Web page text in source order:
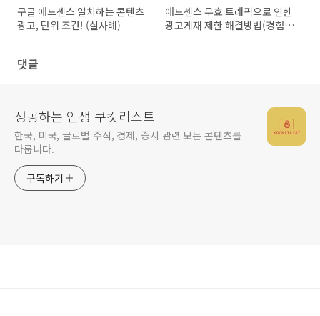
구글 애드센스 일치하는 콘텐츠
광고, 단위 조건! (실사례)
애드센스 무효 트래픽으로 인한
광고게재 제한 해결방법(경험
댓글
성공하는 인생 쿠킷리스트
한국, 미국, 글로벌 주식, 경제, 증시 관련 모든 콘텐츠를
다룹니다.
구독하기